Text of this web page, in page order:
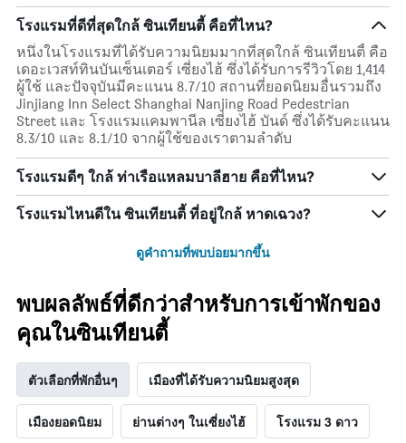
โรงแรมที่ดีที่สุดใกล้ ซินเทียนตี้ คือที่ไหน?
หนึ่งในโรงแรมที่ได้รับความนิยมมากที่สุดใกล้ ซินเทียนตี้ คือ
เดอะเวสท์ทินบันเซ็นเตอร์ เซี่ยงไฮ้ ซึ่งได้รับการรีวิวโดย 1,414
ผู้ใช้ และปัจจุบันมีคะแนน 8.7/10 สถานที่ยอดนิยมอื่นรวมถึง
Jinjiang Inn Select Shanghai Nanjing Road Pedestrian
Street และ โรงแรมแคมพานีล เซี่ยงไฮ้ บันด์ ซึ่งได้รับคะแนน
8.3/10 และ 8.1/10 จากผู้ใช้ของเราตามลำดับ
โรงแรมดีๆ ใกล้ ท่าเรือแหลมบาลีฮาย คือที่ไหน?
โรงแรมไหนดีใน ซินเทียนตี้ ที่อยู่ใกล้ หาดเฉวง?
ดูคำถามที่พบบ่อยมากขึ้น
พบผลลัพธ์ที่ดีกว่าสำหรับการเข้าพักของ
คุณในซินเทียนตี้
ตัวเลือกที่พักอื่นๆ เมืองที่ได้รับความนิยมสูงสุด
เมืองยอดนิยม ย่านต่างๆ ในเซี่ยงไฮ้ โรงแรม 3 ดาว